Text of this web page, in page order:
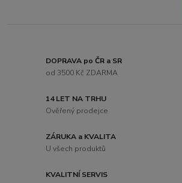
DOPRAVA po ČR a SR
od 3500 Kč ZDARMA
14 LET NA TRHU
Ověřený prodejce
ZÁRUKA a KVALITA
U všech produktů
KVALITNÍ SERVIS